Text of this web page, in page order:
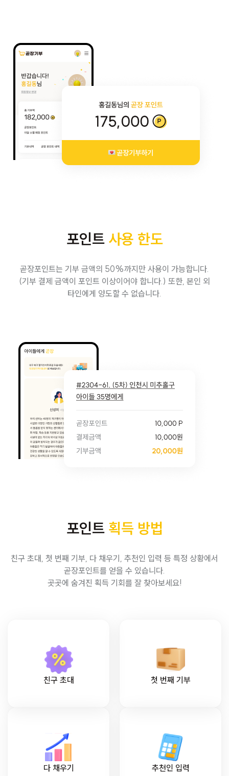
포인트 사용 한도
곧장포인트는 기부 금액의 50%까지만 사용이 가능합니다.
(기부 결제 금액이 포인트 이상이어야 합니다.) 또한, 본인 외
타인에게 양도할 수 없습니다.
포인트획득 방법
친구 초대, 첫 번째 기부, 다 채우기, 추천인 입력 등 특정 상황에서
곧장포인트를 얻을 수 있습니다.
곳곳에 숨겨진 획득 기회를 잘 찾아보세요!
친구 초대 첫 번째 기부
다 채우기 추천인 입력